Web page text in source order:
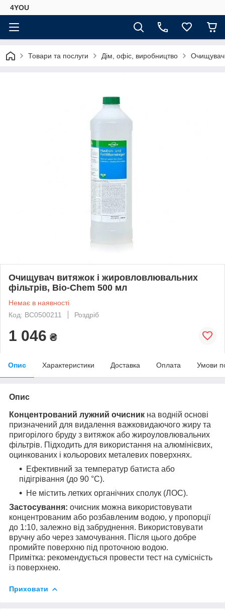
4YOU
Товари та послуги Дім, офіс, виробництво Очищувач
Очищувач витяжок і жировловлювальних
фільтрів, Bio-Chem 500 мл
Немає в наявності
Код: ВС0500211
Роздріб
1 046 ₴
Опис Характеристики Доставка Оплата Умови
Опис
Концентрований лужний очисник на водній основі
призначений для видалення важковидаючого жиру та
пригорілого бруду з витяжок або жироуловлювальних
фільтрів. Підходить для використання на алюмінієвих,
оцинкованих і кольорових металевих поверхнях.
Ефективний за температур батиста або
підігрівання (до 90 °C).
Не містить летких органічних сполук (ЛОС).
Застосування: очисник можна використовувати
концентрованим або розбавленим водою, у пропорції
до 1:10, залежно від забруднення. Використовувати
вручну або через замочування. Після цього добре
промийте поверхню під проточною водою.
Примітка: рекомендується провести тест на сумісність
із поверхнею.
Приховати